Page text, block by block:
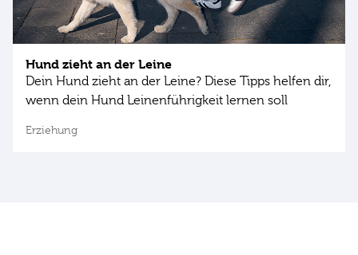
Hund zieht an der Leine
Dein Hund zieht an der Leine? Diese Tipps helfen dir,
wenn dein Hund Leinenführigkeit lernen soll
Erziehung